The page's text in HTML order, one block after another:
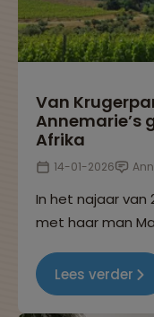
Van
Annemarie’s
Afrika
14-01-2026
In het najaar van
met haar man
Annemarie wat
reisdagboek.
Lees verder